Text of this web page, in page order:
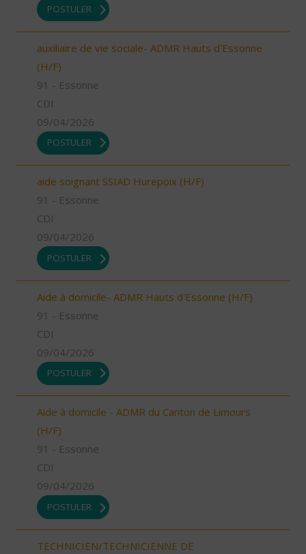
POSTULER
auxiliaire de vie sociale- ADMR Hauts d'Essonne
(H/F)
91 - Essonne
CDI
09/04/2026
POSTULER
aide soignant SSIAD Hurepoix (H/F)
91 - Essonne
CDI
09/04/2026
POSTULER
Aide à domicile- ADMR Hauts d'Essonne (H/F)
91 - Essonne
CDI
09/04/2026
POSTULER
Aide à domicile - ADMR du Canton de Limours
(H/F)
91 - Essonne
CDI
09/04/2026
POSTULER
TECHNICIEN/TECHNICIENNE DE